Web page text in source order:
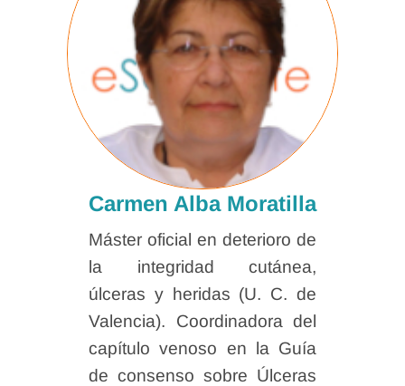
Carmen Alba Moratilla
Máster oficial en deterioro de
la integridad cutánea,
úlceras y heridas (U. C. de
Valencia). Coordinadora del
capítulo venoso en la Guía
de consenso sobre Úlceras